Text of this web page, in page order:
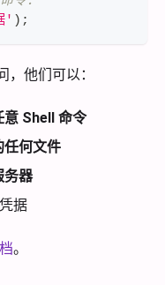
' ) ;
他们可以：
Shell 命令
何文件
务器
据
。